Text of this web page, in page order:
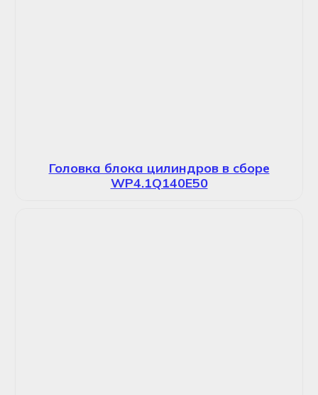
Головка блока цилиндров в сборе
WP4.1Q140E50